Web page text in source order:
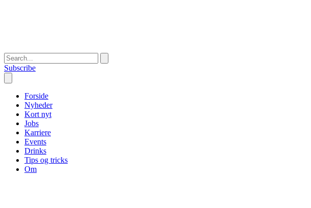
Subscribe
Forside
Nyheder
Kort nyt
Jobs
Karriere
Events
Drinks
Tips og tricks
Om